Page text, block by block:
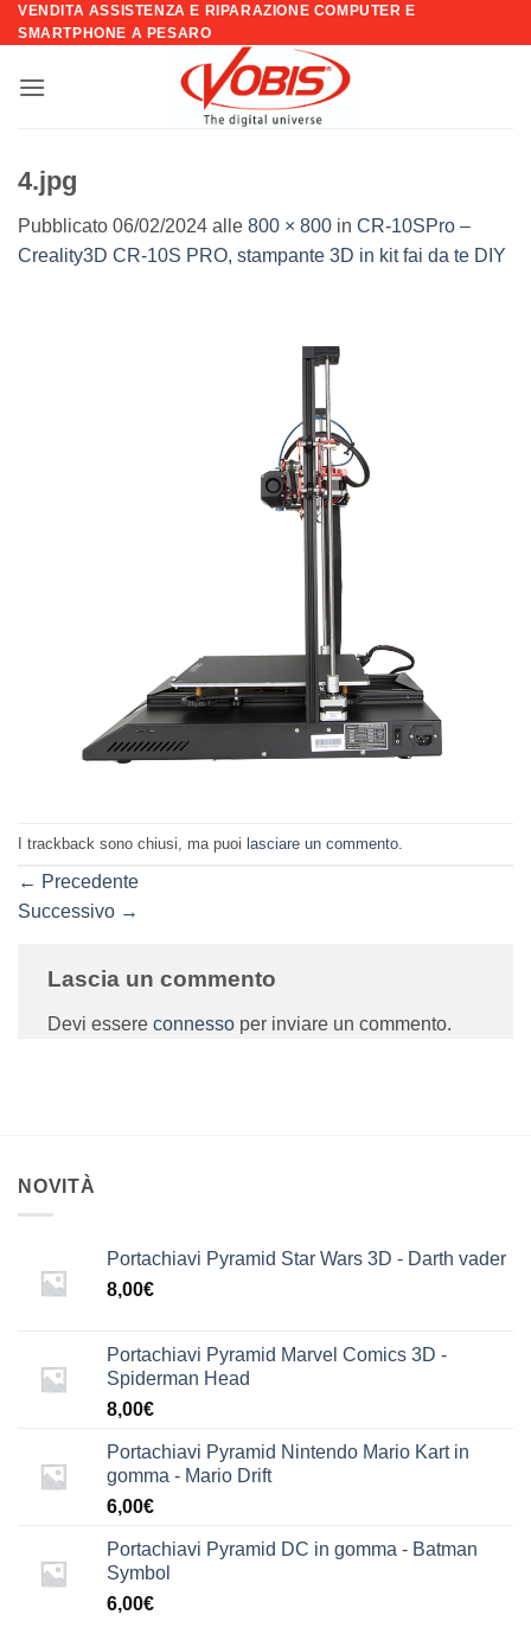
Salta
ai
VENDITA ASSISTENZA E RIPARAZIONE COMPUTER E
SMARTPHONE A PESARO
4.jpg
Pubblicato 06/02/2024 alle 800 × 800 in CR-10SPro –
Creality3D CR-10S PRO, stampante 3D in kit fai da te DIY
I trackback sono chiusi, ma puoi lasciare un commento
← Precedente
Successivo →
Lascia un commento
Devi essere connesso per inviare un commento.
NOVITÀ
Portachiavi Pyramid Star Wars 3D - Darth vader
8,00€
Portachiavi Pyramid Marvel Comics 3D -
Spiderman Head
8,00€
Portachiavi Pyramid Nintendo Mario Kart in
gomma - Mario Drift
6,00€
Portachiavi Pyramid DC in gomma - Batman
Symbol
6,00€